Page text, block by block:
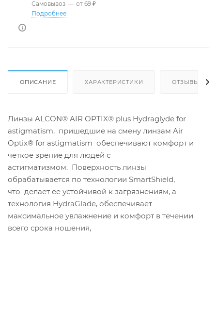
Самовывоз — от 69 ₽
Подробнее
ОПИСАНИЕ ХАРАКТЕРИСТИКИ ОТЗЫВЫ
Линзы ALCON® AIR OPTIX® plus Hydraglyde for
astigmatism, пришедшие на смену линзам Air
Optix® for astigmatism обеспечивают комфорт и
четкое зрение для людей с
астигматизмом. Поверхность линзы
обрабатывается по технологии SmartShield,
что делает ее устойчивой к загрязнениям, а
технология HydraGlade, обеспечивает
максимальное увлажнение и комфорт в течении
всего срока ношения,